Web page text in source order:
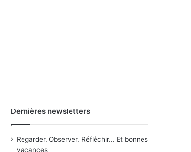
Dernières newsletters
Regarder. Observer. Réfléchir... Et bonnes
vacances